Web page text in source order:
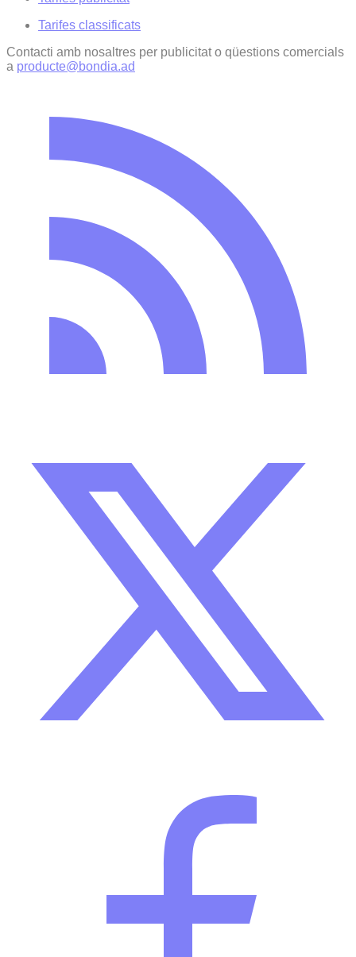
Tarifes classificats
Contacti amb nosaltres per publicitat o qüestions comercials
a producte@bondia.ad